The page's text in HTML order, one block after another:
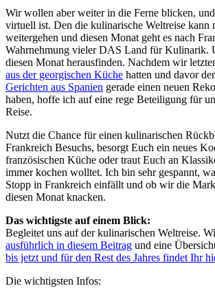
Wir wollen aber weiter in die Ferne blicken,
virtuell ist. Den die kulinarische Weltreise kann
weitergehen und diesen Monat geht es nach
Wahrnehmung vieler DAS Land für Kulinarik.
diesen Monat herausfinden. Nachdem wir
aus der georgischen Küche hatten und davor
Gerichten aus Spanien gerade einen neuen
haben, hoffe ich auf eine rege Beteiligung für
Reise.
Nutzt die Chance für einen kulinarischen
Frankreich Besuchs, besorgt Euch ein neues
französischen Küche oder traut Euch an
immer kochen wolltet. Ich bin sehr gespannt,
Stopp in Frankreich einfällt und ob wir die
diesen Monat knacken.
Das wichtigste auf einem Blick:
Begleitet uns auf der kulinarischen Weltreise.
ausführlich in diesem Beitrag und eine
bis jetzt und für den Rest des Jahres findet Ihr
Die wichtigsten Infos: